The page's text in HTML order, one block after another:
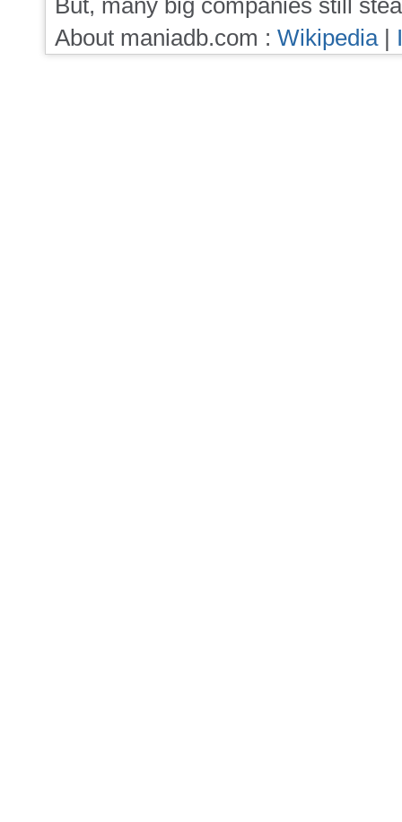
But, many big companies still
About maniadb.com : Wikipedia|